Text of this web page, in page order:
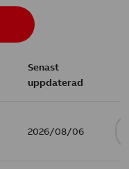
Senast
uppdaterad
2026/08/06